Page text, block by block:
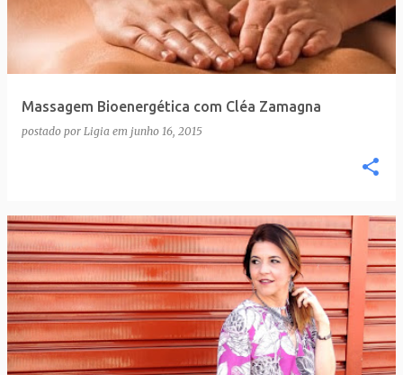
t
a
g
Massagem Bioenergética com Cléa Zamagna
postado por Ligia em junho 16, 2015